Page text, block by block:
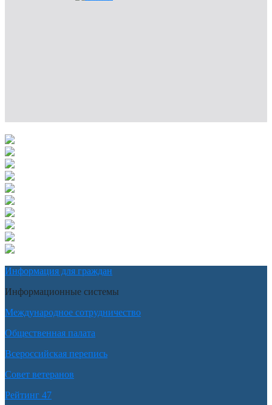
Информация для граждан
Информационные системы
Международное сотрудничество
Общественная палата
Всероссийская перепись
Совет ветеранов
Рейтинг 47